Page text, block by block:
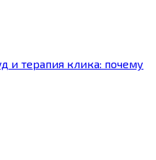
и терапия клика: почему